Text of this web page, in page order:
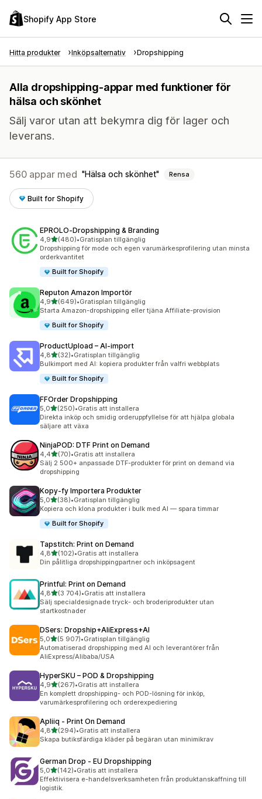
Shopify App Store
Hitta produkter Inköpsalternativ Dropshipping
Alla dropshipping-appar med funktioner för
hälsa och skönhet
Sälj varor utan att bekymra dig för lager och
leverans.
560 appar med Hälsa och skönhet Rensa
Built for Shopify
EPROLO‑Dropshipping & Branding
4,9av 5 stjärnor
(480)
480 recensioner totalt
•Gratisplan tillgänglig
Dropshipping för mode och egen varumärkesprofilering utan minsta
orderkvantitet
Built for Shopify
Reputon Amazon Importör
4,9av 5 stjärnor
(649)
649 recensioner totalt
•Gratisplan tillgänglig
Starta Amazon-dropshipping eller tjäna Affiliate-provision
Built for Shopify
ProductUpload – AI‑import
4,8av 5 stjärnor
(32)
32 recensioner totalt
•Gratisplan tillgänglig
Bulkimport med AI: kopiera produkter från valfri webbplats
Built for Shopify
FFOrder Dropshipping
5,0av 5 stjärnor
(250)
250 recensioner totalt
•Gratis att installera
Direkta inköp och smidig orderuppfyllelse för att hjälpa globala
säljare att växa
NinjaPOD: DTF Print on Demand
4,4av 5 stjärnor
(70)
70 recensioner totalt
•Gratis att installera
Sälj 2 500+ anpassade DTF-produkter för print on demand via
dropshipping
Kopy‑fy Importera Produkter
5,0av 5 stjärnor
(38)
38 recensioner totalt
•Gratisplan tillgänglig
Kopiera och klona produkter i bulk med AI — spara timmar
Built for Shopify
Tapstitch: Print on Demand
4,8av 5 stjärnor
(102)
102 recensioner totalt
•Gratis att installera
Din pålitliga dropshippingpartner och inköpsagent
Printful: Print on Demand
4,8av 5 stjärnor
(3 704)
3704 recensioner totalt
•Gratis att installera
Sälj specialdesignade tryck- och broderiprodukter utan
startkostnader
DSers: Dropship+AliExpress+AI
5,0av 5 stjärnor
(5 907)
5907 recensioner totalt
•Gratisplan tillgänglig
Automatiserad dropshipping med AI och leverantörer från
AliExpress/Alibaba/USA
HyperSKU – POD & Dropshipping
4,9av 5 stjärnor
(267)
267 recensioner totalt
•Gratis att installera
En komplett dropshipping- och POD-lösning för inköp,
varumärkesprofilering och orderexpediering
Apliiq ‑ Print On Demand
4,8av 5 stjärnor
(294)
294 recensioner totalt
•Gratis att installera
Skapa butiksfärdiga kläder på begäran utan minimikrav
German Drop ‑ EU Dropshipping
5,0av 5 stjärnor
(142)
142 recensioner totalt
•Gratis att installera
Effektivisera e-handelsverksamheten från produktanskaffning till
logistik.